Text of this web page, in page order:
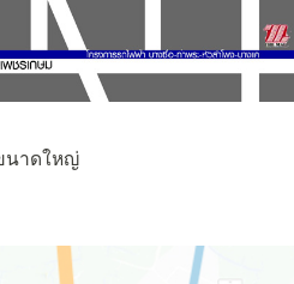
นาดใหญ่